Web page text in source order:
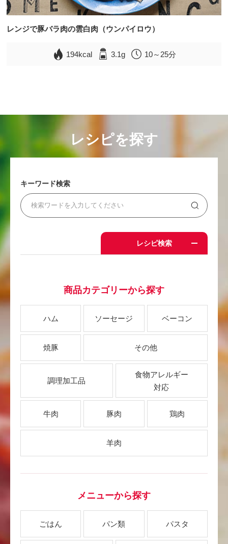
レンジで豚バラ肉の雲白肉（ウンパイロウ）
194kcal 3.1g 10～25分
レシピを探す
キーワード検索
レシピ検索
商品カテゴリーから探す
ハム ソーセージ ベーコン
焼豚 その他
調理加工品
食物アレルギー
対応
牛肉 豚肉 鶏肉
羊肉
メニューから探す
ごはん パン類 パスタ